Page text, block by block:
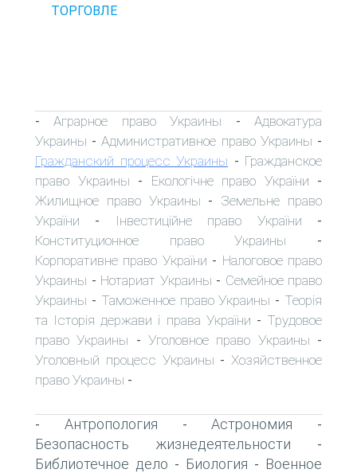
ТОРГОВЛЕ
-Аграрное право Украины -Адвокатура
Украины -Административное право Украины -
Гражданский процесс Украины - Гражданское
право Украины - Екологічне право України -
Жилищное право Украины - Земельне право
України - Інвестиційне право України -
Конституционное право Украины -
Корпоративне право України - Налоговое право
Украины - Нотариат Украины - Семейное право
Украины - Таможенное право Украины - Теорія
та Історія держави і права України - Трудовое
право Украины -Уголовное право Украины -
Уголовный процесс Украины - Хозяйственное
право Украины -
- Антропология -Астрономия -
Безопасность жизнедеятельности -
Библиотечное дело - Биология - Военное